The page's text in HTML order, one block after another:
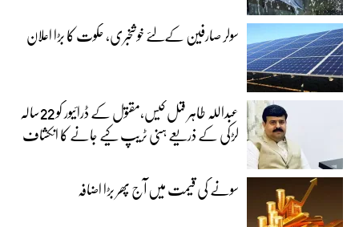
سولر صارفین کےلئے خوشخبری، حکوت کا بڑا اعلان
عبداللہ طاہر قتل کیس،مقتول کے ڈرائیور کو 22سالہ
لڑکی کے ذریعے ہنی ٹریپ کیے جانے کا انکشاف
سونے کی قیمت میں آج پھر بڑا اضافہ